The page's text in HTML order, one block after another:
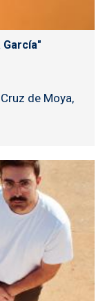
García"
de Moya,